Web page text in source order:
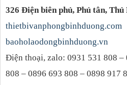
326 Điện biên phủ, Phú tân,
thietbivanphongbinhduong.com
baoholaodongbinhduong.vn
Điện thoại, zalo: 0931 531 808 –
808 – 0896 693 808 – 0898 917